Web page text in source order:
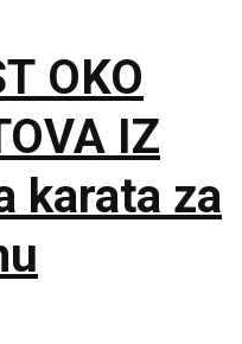
OKO
IZ
karata za